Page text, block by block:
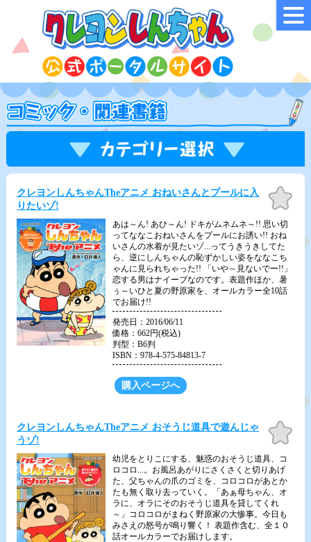
クレヨンしんちゃんTheアニメ おねいさんとプールに入
りたいゾ!
お気
に入
あは～ん! あひ～ん! ドキがムネムネ～!! 思い切
ってななこおねいさんをプールにお誘い!! おね
いさんの水着が見たいゾ...ってうきうきしてた
ら、逆にしんちゃんの恥ずかしい姿をななこち
ゃんに見られちゃった!! 「いや～見ないでー!!」
恋する男はナイーブなのです。表題作ほか、暑
ぅ～いひと夏の野原家を、オールカラー全10話
でお届け!!
発売日：2016/06/11
価格：662円(税込)
判型：B6判
ISBN：978-4-575-84813-7
購入ページへ
クレヨンしんちゃんTheアニメ おそうじ道具で遊んじゃ
うゾ!
お気
に入
幼児をとりこにする、魅惑のおそうじ道具、コ
ロコロ...。お風呂あがりにさくさくと切りあげ
た、父ちゃんの爪のゴミを、コロコロがあとか
たも無く取り去っていく。「あぁ母ちゃん、オ
ラに、オラにそのおそうじ道具を貸してくれ
～」コロコロがまねく野原家の大惨事。今日も
みさえの怒号が鳴り響く！ 表題作含む、全１０
話オールカラーでお届けします。